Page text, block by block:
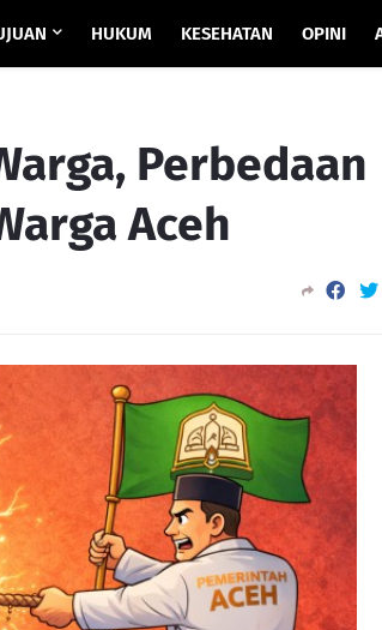
HUKUM KESEHATAN OPINI
Perbedaan
Aceh